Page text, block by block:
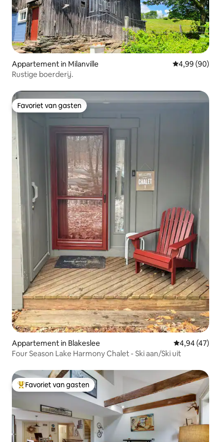
Appartement in Milanville Gemiddelde
4,99 (90)
Rustige boerderij.
Favoriet van gasten
Favoriet van gasten
Appartement in Blakeslee Gemiddelde
4,94 (47)
Four Season Lake Harmony Chalet - Ski aan/Ski uit
Topfavoriet van gasten
Favoriet van gasten